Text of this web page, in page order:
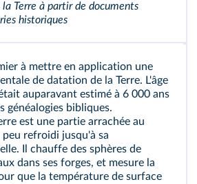
Terre à partir de documents
historiques
à mettre en application une
de datation de la Terre. L'âge
auparavant estimé à 6 000 ans
généalogies bibliques.
est une partie arrachée au
peu refroidi jusqu'à sa
Il chauffe des sphères de
dans ses forges, et mesure la
que la température de surface